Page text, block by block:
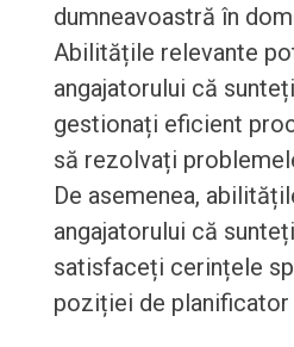
dumneavoastră în
Abilitățile relevante
angajatorului că
gestionați eficient
să rezolvați
De asemenea,
angajatorului că
satisfaceți cerințele
poziției de